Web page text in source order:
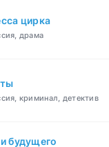
цирка
драма
криминал, детектив
будущего